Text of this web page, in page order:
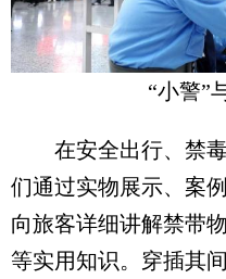
“小警”
在安全出行、禁毒
们通过实物展示、案
向旅客详细讲解禁带
等实用知识。穿插其